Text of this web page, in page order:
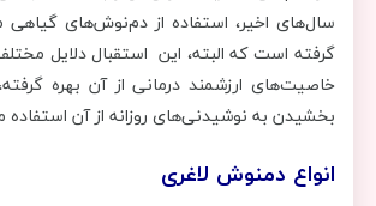
سال‌های اخیر، استفاده از دم‌نوش‌های گیاهی
گرفته است که البته، این استقبال دلایل
خاصیت‌های ارزشمند درمانی از آن بهره
بخشیدن به نوشیدنی‌های روزانه از آن استفاده
انواع دمنوش لاغری